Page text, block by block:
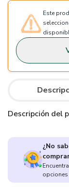
Este
Descripción del
¿No
opciones